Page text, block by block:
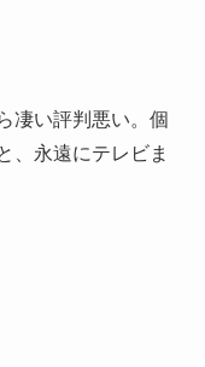
凄い評判悪い。個
、永遠にテレビま